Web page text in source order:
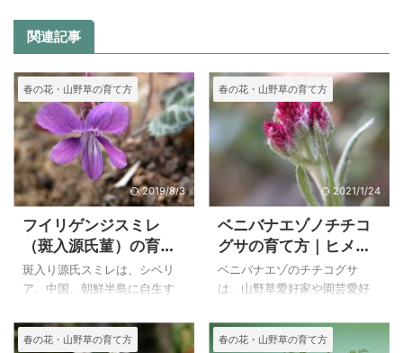
関連記事
春の花・山野草の育て方
2019/8/3
フイリゲンジスミレ
（斑入源氏菫）の育て
方
斑入り源氏スミレは、シベリ
ア、中国、朝鮮半島に自生す
種として育てられているよう
です。 日本にはゲンジスミレ
春の花・山野草の育て方
2021/1/24
ベニバナエゾノチチコ
グサの育て方｜ヒメエ
ゾチチコグサ
ベニバナエゾのチチコグサ
は、山野草愛好家や園芸愛好
いるエゾノチチコグサにと同
属の植物です。 エゾノチチコ
春の花・山野草の育て方 春の花・山野草の育て方